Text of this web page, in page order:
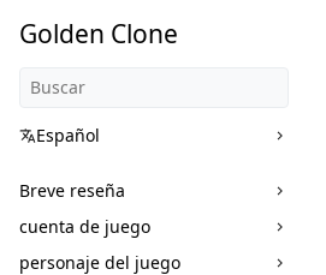
Golden Clone
Español
Breve reseña
cuenta de juego
personaje del juego